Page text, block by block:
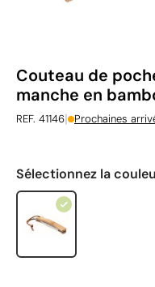
Couteau de
manche en
REF. 41146| Prochaines
Sélectionnez la